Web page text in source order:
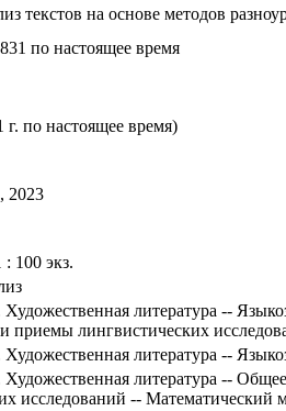
текстов на основе методов
по настоящее время
по настоящее время)
100 экз.
литература --
приемы лингвистических
литература --
литература --
исследований -- Математический